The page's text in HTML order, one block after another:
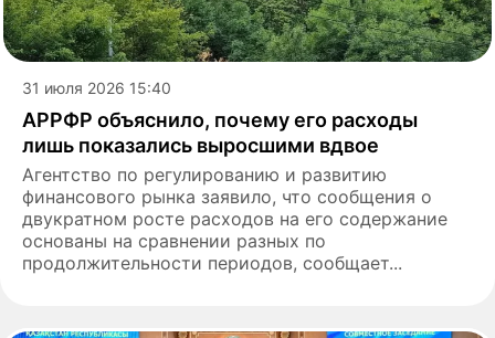
31 июля 2026 15:40
АРРФР объяснило, почему его расходы
лишь показались выросшими вдвое
Агентство по регулированию и развитию
финансового рынка заявило, что сообщения о
двукратном росте расходов на его содержание
основаны на сравнении разных по
продолжительности периодов, сообщает...